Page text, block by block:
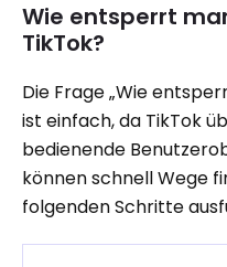
Wie entsperrt
TikTok?
Die Frage „Wie
ist einfach, da TikTok
bedienende
können schnell Wege
folgenden Schritte